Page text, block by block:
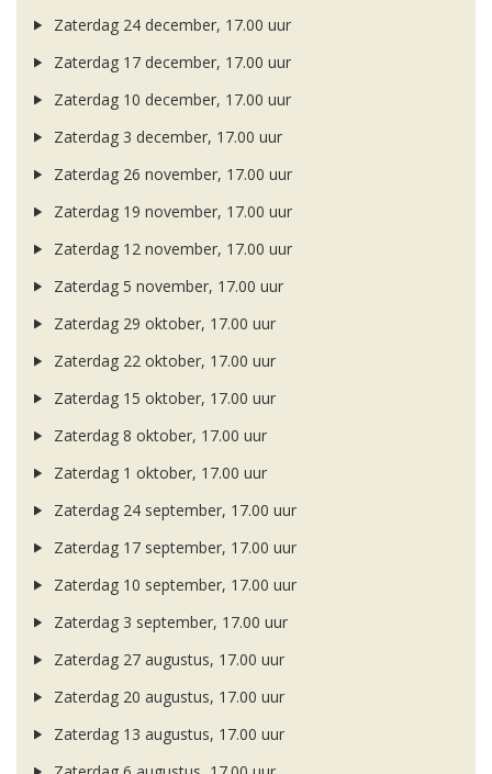
Zaterdag 24 december, 17.00 uur
Zaterdag 17 december, 17.00 uur
Zaterdag 10 december, 17.00 uur
Zaterdag 3 december, 17.00 uur
Zaterdag 26 november, 17.00 uur
Zaterdag 19 november, 17.00 uur
Zaterdag 12 november, 17.00 uur
Zaterdag 5 november, 17.00 uur
Zaterdag 29 oktober, 17.00 uur
Zaterdag 22 oktober, 17.00 uur
Zaterdag 15 oktober, 17.00 uur
Zaterdag 8 oktober, 17.00 uur
Zaterdag 1 oktober, 17.00 uur
Zaterdag 24 september, 17.00 uur
Zaterdag 17 september, 17.00 uur
Zaterdag 10 september, 17.00 uur
Zaterdag 3 september, 17.00 uur
Zaterdag 27 augustus, 17.00 uur
Zaterdag 20 augustus, 17.00 uur
Zaterdag 13 augustus, 17.00 uur